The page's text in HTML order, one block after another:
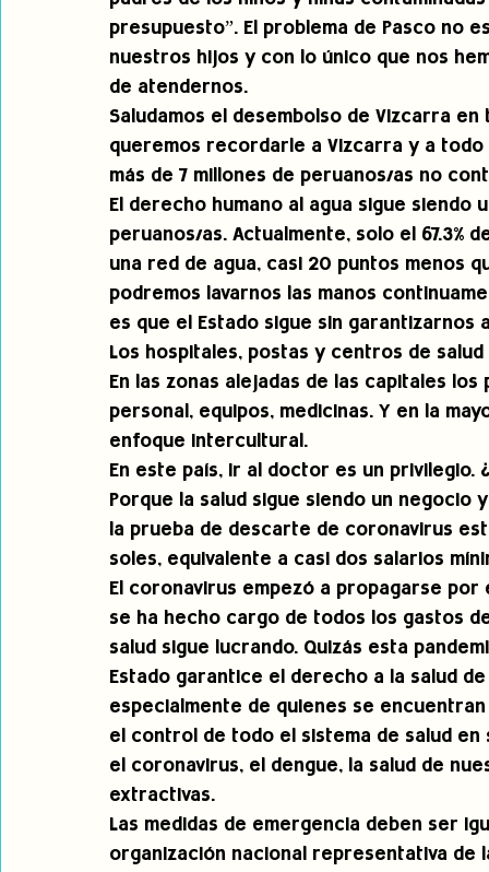
presupuesto”. El problema de Pasco no
nuestros hijos y con lo único que nos
de atendernos.
Saludamos el desembolso de Vizcarra
queremos recordarle a Vizcarra y a
más de 7 millones de peruanos/as no
El derecho humano al agua sigue siendo
peruanos/as. Actualmente, solo el 67.3%
una red de agua, casi 20 puntos menos
podremos lavarnos las manos
es que el Estado sigue sin
Los hospitales, postas y centros de
En las zonas alejadas de las capitales
personal, equipos, medicinas. Y en la
enfoque intercultural.
En este país, ir al doctor es un privilegio.
Porque la salud sigue siendo un negocio
la prueba de descarte de coronavirus
soles, equivalente a casi dos salarios
El coronavirus empezó a propagarse
se ha hecho cargo de todos los gastos
salud sigue lucrando. Quizás esta
Estado garantice el derecho a la salud
especialmente de quienes se
el control de todo el sistema de salud
el coronavirus, el dengue, la salud de
extractivas.
Las medidas de emergencia deben ser
organización nacional representativa de